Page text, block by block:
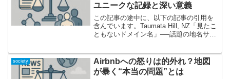
ユニークな記録と深い意義
この記事の途中に、以下の記事の引用を
含んでいます。Taumata Hill, NZ「見たこ
ともないドメイン名」──話題の地名サイ
では？」と話題になるサイトをご存知で
しょ...
society
Airbnbへの怒りは的外れ？地図
が暴く“本当の問題”とは